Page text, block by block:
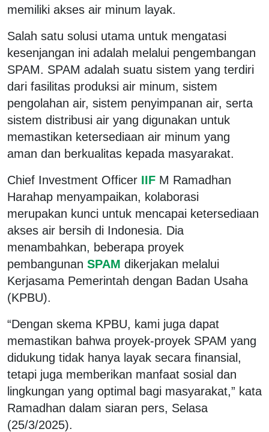
memiliki akses air minum layak.
Salah satu solusi utama untuk mengatasi
kesenjangan ini adalah melalui pengembangan
SPAM. SPAM adalah suatu sistem yang terdiri
dari fasilitas produksi air minum, sistem
pengolahan air, sistem penyimpanan air, serta
sistem distribusi air yang digunakan untuk
memastikan ketersediaan air minum yang
aman dan berkualitas kepada masyarakat.
Chief Investment Officer IIF M Ramadhan
Harahap menyampaikan, kolaborasi
merupakan kunci untuk mencapai ketersediaan
akses air bersih di Indonesia. Dia
menambahkan, beberapa proyek
pembangunan SPAM dikerjakan melalui
Kerjasama Pemerintah dengan Badan Usaha
(KPBU).
“Dengan skema KPBU, kami juga dapat
memastikan bahwa proyek-proyek SPAM yang
didukung tidak hanya layak secara finansial,
tetapi juga memberikan manfaat sosial dan
lingkungan yang optimal bagi masyarakat,” kata
Ramadhan dalam siaran pers, Selasa
(25/3/2025).